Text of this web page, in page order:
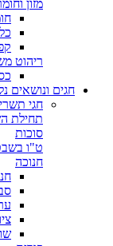
מזון
ריהוט
חגים ונושאים
חגי תשרי
תחילת
סוכות
ט"ו
חנוכה